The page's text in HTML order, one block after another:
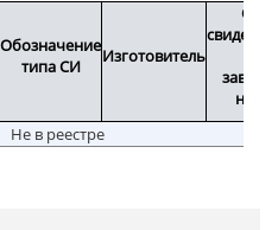
Обозначение
типа СИ
Изготовитель
Срок
Не в реестре